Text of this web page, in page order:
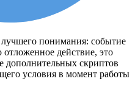
понимания: событие
отложенное действие, это
дополнительных скриптов
условия в момент работы